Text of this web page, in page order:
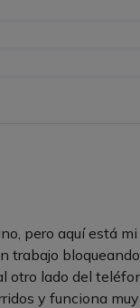
pero aquí está
trabajo
otro lado del
y funciona muy